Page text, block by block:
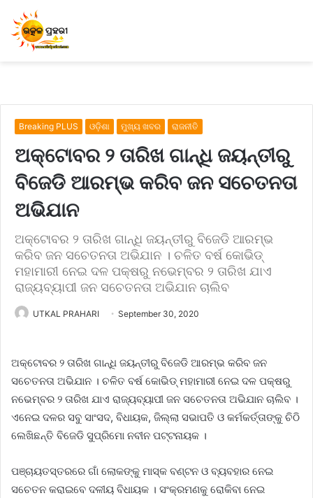
Breaking PLUS ଓଡ଼ିଶା ମୁଖ୍ୟ ଖବର ରାଜନୀତି
ଅକ୍ଟୋବର ୨ ତାରିଖ ଗାନ୍ଧି ଜୟନ୍ତୀରୁ
ବିଜେଡି ଆରମ୍ଭ କରିବ ଜନ ସଚେତନତା
ଅଭିଯାନ
ଅକ୍ଟୋବର ୨ ତାରିଖ ଗାନ୍ଧି ଜୟନ୍ତୀରୁ ବିଜେଡି ଆରମ୍ଭ
କରିବ ଜନ ସଚେତନତା ଅଭିଯାନ । ଚଳିତ ବର୍ଷ କୋଭିଡ୍‌
ମହାମାରୀ ନେଇ ଦଳ ପକ୍ଷରୁ ନଭେମ୍ବର ୨ ତାରିଖ ଯାଏ
ରାଜ୍ୟବ୍ୟାପୀ ଜନ ସଚେତନତା ଅଭିଯାନ ଚାଲିବ
UTKAL PRAHARI September 30, 2020
ଅକ୍ଟୋବର ୨ ତାରିଖ ଗାନ୍ଧି ଜୟନ୍ତୀରୁ ବିଜେଡି ଆରମ୍ଭ କରିବ ଜନ
ସଚେତନତା ଅଭିଯାନ । ଚଳିତ ବର୍ଷ କୋଭିଡ୍‌ ମହାମାରୀ ନେଇ ଦଳ ପକ୍ଷରୁ
ନଭେମ୍ବର ୨ ତାରିଖ ଯାଏ ରାଜ୍ୟବ୍ୟାପୀ ଜନ ସଚେତନତା ଅଭିଯାନ ଚାଲିବ ।
ଏନେଇ ଦଳର ସବୁ ସାଂସଦ, ବିଧାୟକ, ଜିଲ୍ଲା ସଭାପତି ଓ କର୍ମକର୍ତ୍ତାଙ୍କୁ ଚିଠି
ଲେଖିଛନ୍ତି ବିଜେଡି ସୁପ୍ରିମୋ ନବୀନ ପଟ୍ଟନାୟକ ।
ପଞ୍ଚାୟତସ୍ତରରେ ଗାଁ ଲୋକଙ୍କୁ ମାସ୍କ ବଣ୍ଟନ ଓ ବ୍ୟବହାର ନେଇ
ସଚେତନ କରାଇବେ ଦଳୀୟ ବିଧାୟକ । ସଂକ୍ରମଣକୁ ରୋକିବା ନେଇ